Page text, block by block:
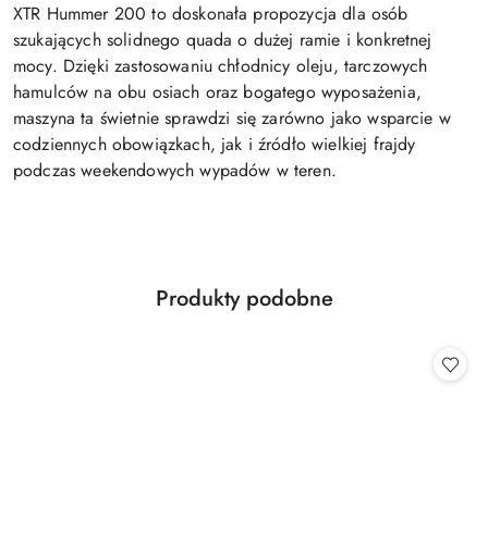
XTR Hummer 200 to doskonała propozycja dla osób
szukających solidnego quada o dużej ramie i konkretnej
mocy. Dzięki zastosowaniu chłodnicy oleju, tarczowych
hamulców na obu osiach oraz bogatego wyposażenia,
maszyna ta świetnie sprawdzi się zarówno jako wsparcie w
codziennych obowiązkach, jak i źródło wielkiej frajdy
podczas weekendowych wypadów w teren.
Pomiń karuzelę produktów
Produkty
Produkty podobne